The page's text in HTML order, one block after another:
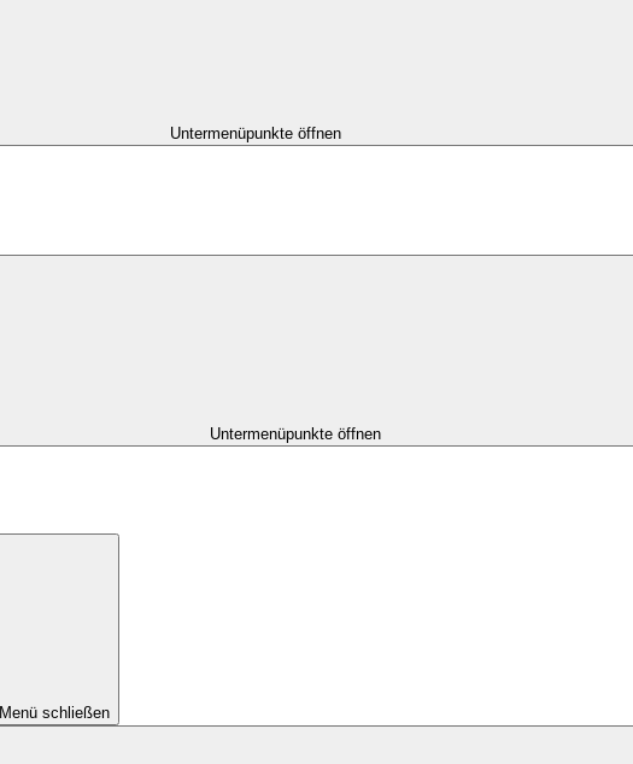
Untermenüpunkte öffnen
Untermenüpunkte öffnen
Menü schließen